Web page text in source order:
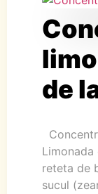
de
reteta de
sucul